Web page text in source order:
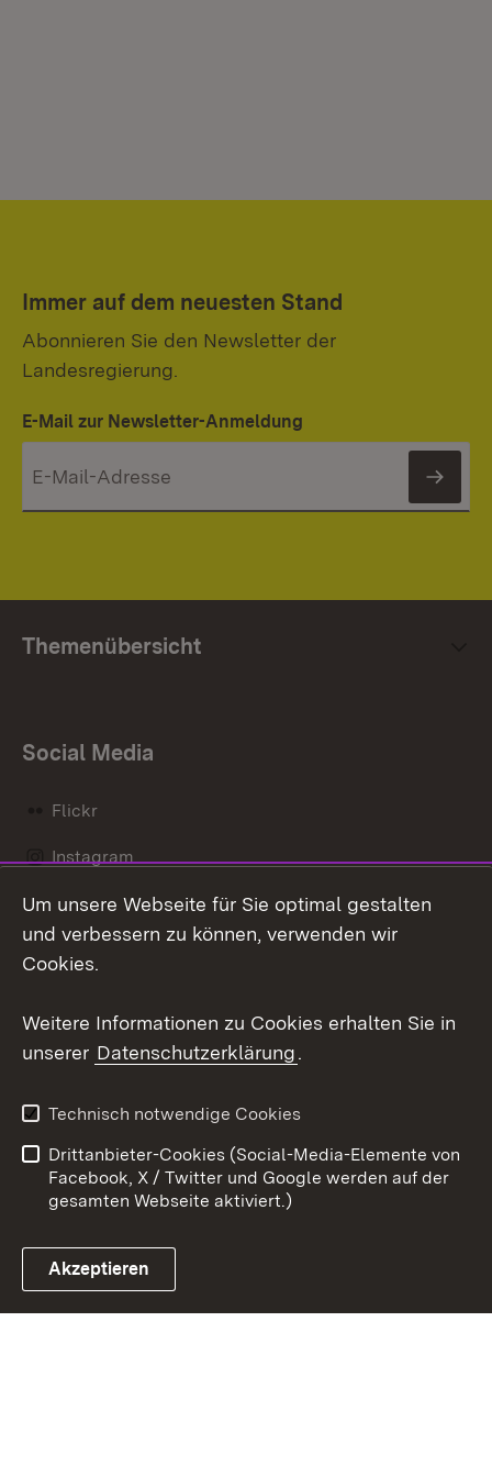
Immer auf dem neuesten Stand
Abonnieren Sie den Newsletter der
Landesregierung.
E-Mail zur Newsletter-Anmeldung
Themenübersicht
Social Media
Flickr
Instagram
Social Wall
Link zum Landesportal
Barrierefreiheit
Benutzungshinweise
Impressum
Cookies
Um unsere Webseite für Sie optimal gestalten
und verbessern zu können, verwenden wir
Cookies.
Weitere Informationen zu Cookies erhalten Sie in
unserer Datenschutzerklärung.
Technisch notwendige Cookies
Drittanbieter-Cookies (Social-Media-Elemente von
Facebook, X / Twitter und Google werden auf der
gesamten Webseite aktiviert.)
Akzeptieren